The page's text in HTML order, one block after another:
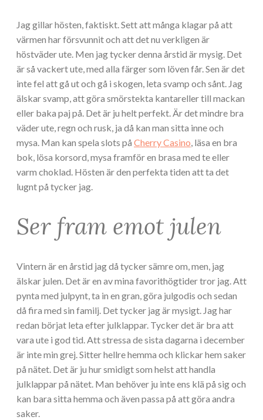
Jag gillar hösten, faktiskt. Sett att många klagar på att
värmen har försvunnit och att det nu verkligen är
höstväder ute. Men jag tycker denna årstid är mysig. Det
är så vackert ute, med alla färger som löven får. Sen är det
inte fel att gå ut och gå i skogen, leta svamp och sånt. Jag
älskar svamp, att göra smörstekta kantareller till mackan
eller baka paj på. Det är ju helt perfekt. Är det mindre bra
väder ute, regn och rusk, ja då kan man sitta inne och
mysa. Man kan spela slots på Cherry Casino , läsa en bra
bok, lösa korsord, mysa framför en brasa med te eller
varm choklad. Hösten är den perfekta tiden att ta det
lugnt på tycker jag.
Ser fram emot julen
Vintern är en årstid jag då tycker sämre om, men, jag
älskar julen. Det är en av mina favorithögtider tror jag. Att
pynta med julpynt, ta in en gran, göra julgodis och sedan
då fira med sin familj. Det tycker jag är mysigt. Jag har
redan börjat leta efter julklappar. Tycker det är bra att
vara ute i god tid. Att stressa de sista dagarna i december
är inte min grej. Sitter hellre hemma och klickar hem saker
på nätet. Det är ju hur smidigt som helst att handla
julklappar på nätet. Man behöver ju inte ens klä på sig och
kan bara sitta hemma och även passa på att göra andra
saker.